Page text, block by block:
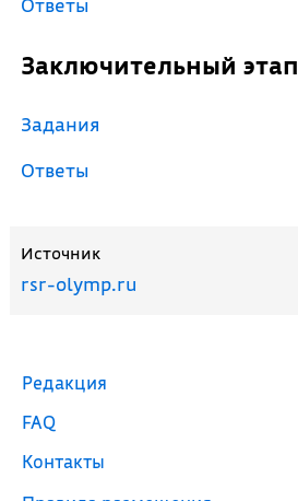
Заключительный этап
Задания
Ответы
Источник
rsr-olymp.ru
Редакция
FAQ
Контакты